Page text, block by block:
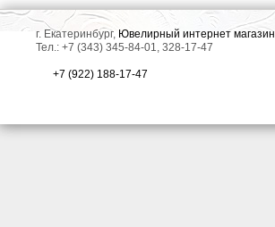
г. Екатеринбург, Ювелирный интернет магазин
Тел.: +7 (343) 345-84-01, 328-17-47
+7 (922) 188-17-47